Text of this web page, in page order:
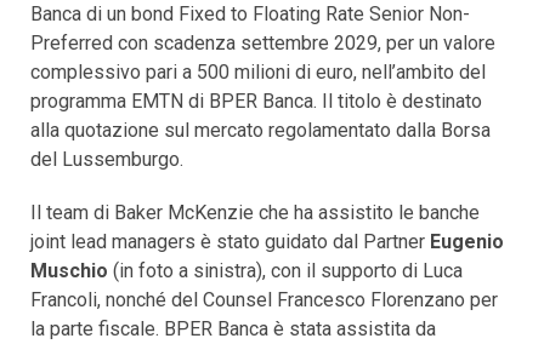
Banca di un bond Fixed to Floating Rate Senior Non-
Preferred con scadenza settembre 2029, per un valore
complessivo pari a 500 milioni di euro, nell’ambito del
programma EMTN di BPER Banca. Il titolo è destinato
alla quotazione sul mercato regolamentato dalla Borsa
del Lussemburgo.
Il team di Baker McKenzie che ha assistito le banche
joint lead managers è stato guidato dal Partner Eugenio
Muschio (in foto a sinistra), con il supporto di Luca
Francoli, nonché del Counsel Francesco Florenzano per
la parte fiscale. BPER Banca è stata assistita da